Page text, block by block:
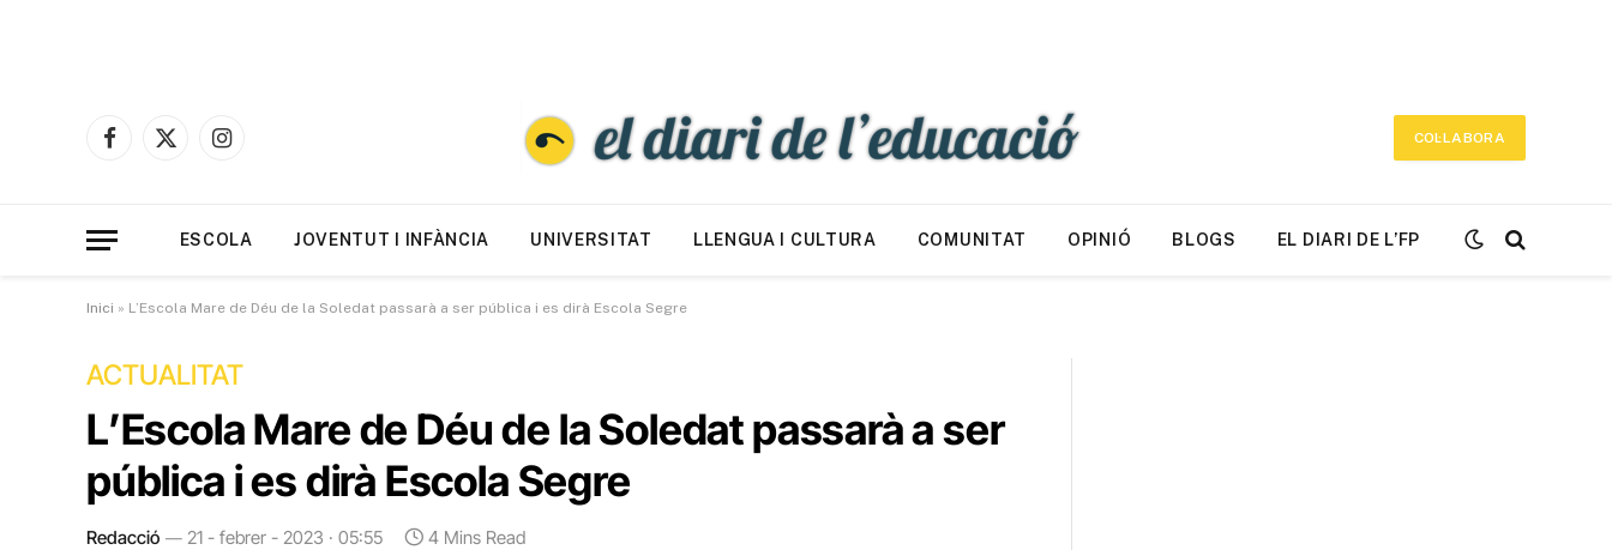
Facebook
X
Instagram
COL·LABORA
ESCOLA JOVENTUT I INFÀNCIA UNIVERSITAT LLENGUA I CULTURA COMUNITAT OPINIÓ BLOGS EL DIARI DE L’FP
Inici » L’Escola Mare de Déu de la Soledat passarà a ser pública i es dirà Escola Segre
ACTUALITAT
L’Escola Mare de Déu de la Soledat passarà a ser
pública i es dirà Escola Segre
Redacció 21 - febrer - 2023 · 05:55 4 Mins Read